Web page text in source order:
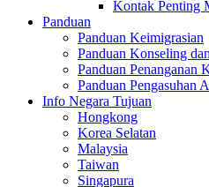
Kontak Penting
Panduan
Panduan Keimigrasian
Panduan Konseling
Panduan Penanganan
Panduan Pengasuhan
Info Negara Tujuan
Hongkong
Korea Selatan
Malaysia
Taiwan
Singapura